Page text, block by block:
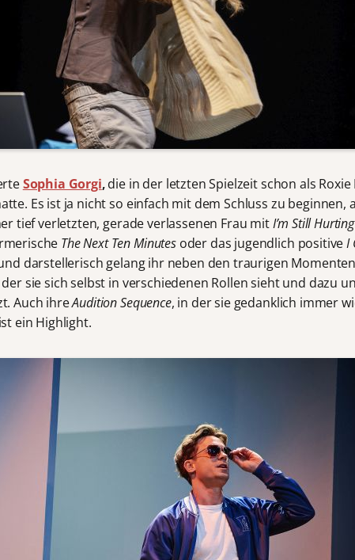
Sophia Gorgi,die in der letzten Spielzeit schon als Roxie
Es ist ja nicht so einfach mit dem Schluss zu beginnen,
tief verletzten, gerade verlassenen Frau mitI’m Still Hurting
The Next Ten Minutesoder das jugendlich positiveI
darstellerisch gelang ihr neben den traurigen
sie sich selbst in verschiedenen Rollen sieht und dazu
Auch ihreAudition Sequence, in der sie gedanklich immer
ein Highlight.